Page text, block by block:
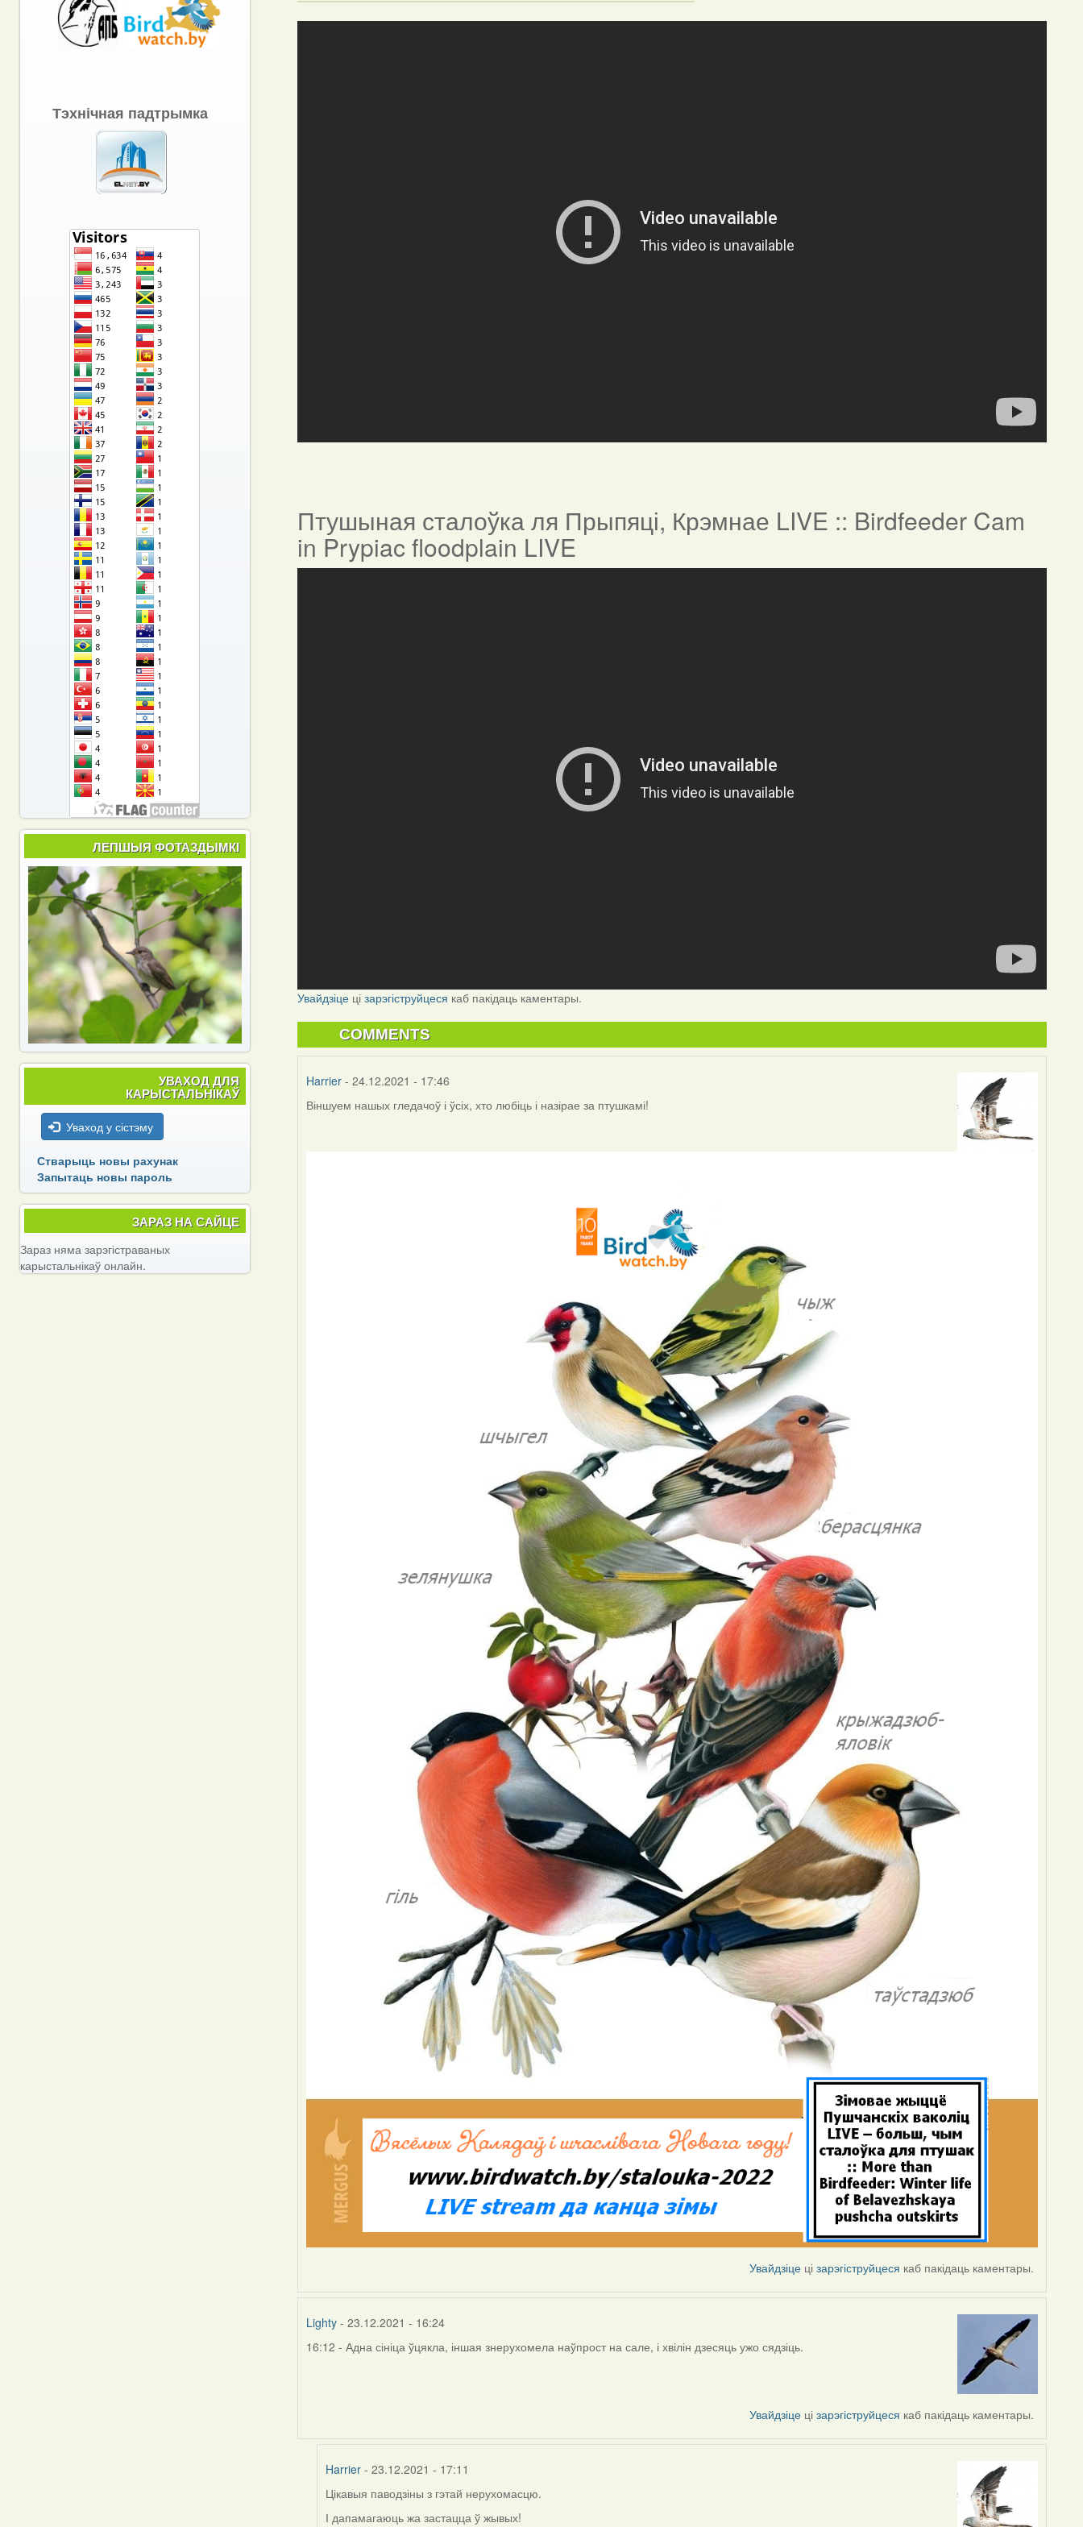
Птушыная сталоўка ля Прыпяці, Крэмнае LIVE :: Birdfeeder Cam
in Prypiac floodplain LIVE
Увайдзіце цізарэгіструйцеся каб пакідаць каментары.
COMMENTS
Harrier - 24.12.2021 - 17:46
Віншуем нашых гледачоў і ўсіх, хто любіць і назірае за птушкамі!
Увайдзіце цізарэгіструйцеся каб пакідаць каментары.
Lighty - 23.12.2021 - 16:24
16:12 - Адна сініца ўцякла, іншая знерухомела наўпрост на сале, і хвілін дзесяць ужо сядзіць.
Увайдзіце цізарэгіструйцеся каб пакідаць каментары.
Harrier- 23.12.2021 - 17:11
In
reply
Цікавыя паводзіны з гэтай нерухомасцю.
І дапамагаюць жа застацца ў жывых!
Тэхнічная падтрымка
ЛЕПШЫЯ ФОТАЗДЫМКІ
УВАХОД ДЛЯ
КАРЫСТАЛЬНІКАЎ
Уваход у сістэму
Стварыць новы рахунак
Запытаць новы пароль
ЗАРАЗ НА САЙЦЕ
Зараз няма зарэгістраваных
карыстальнікаў онлайн.